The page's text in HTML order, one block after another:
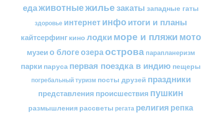
едаживотныежильезакаты западные гаты
здоровье интернетинфоитоги и планы
кайтсерфинг кино лодкиморе и пляжимото
музеи о блогеозераострова парапланеризм
парки паруса первая поездка в индию пещеры
погребальный туризм посты друзей праздники
представления происшествия пушкин
размышления рассветы регата религия репка